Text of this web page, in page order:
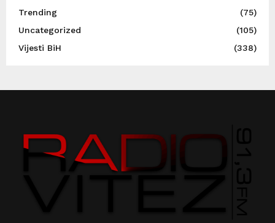
Trending
(75)
Uncategorized
(105)
Vijesti BiH
(338)